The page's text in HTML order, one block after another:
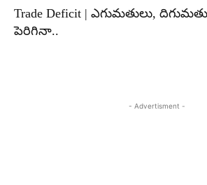
Trade Deficit | ఎగుమతులు,
పెరిగినా..
- Advertisment -